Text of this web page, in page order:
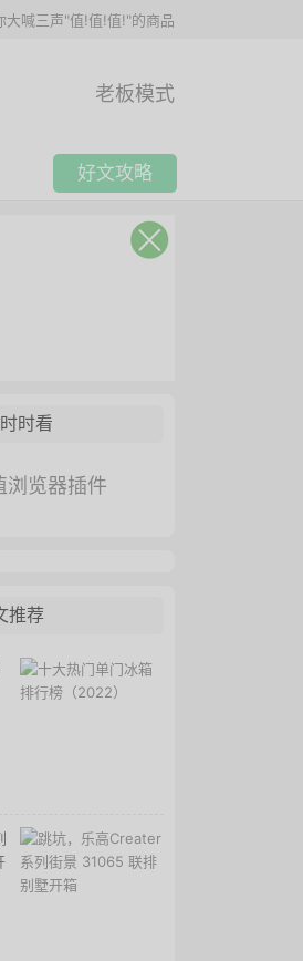
大喊三声"值!值!值!"的商品
老板模式
好文攻略
时看
浏览器插件
推荐